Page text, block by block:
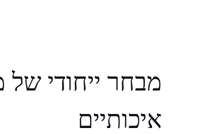
מבחר ייחודי של
איכותיים